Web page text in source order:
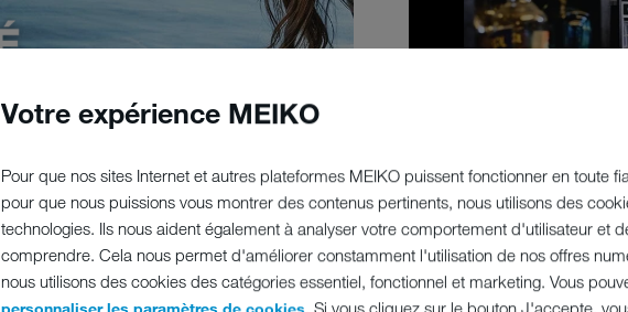
Votre expérience MEIKO
Pour que nos sites Internet et autres plateformes MEIKO puissent fonctionner en toute
pour que nous puissions vous montrer des contenus pertinents, nous utilisons des
technologies. Ils nous aident également à analyser votre comportement d'utilisateur et
comprendre. Cela nous permet d'améliorer constamment l'utilisation de nos offres
nous utilisons des cookies des catégories essentiel, fonctionnel et marketing. Vous
personnaliser les paramètres de cookies. Si vous cliquez sur le bouton J'accepte,